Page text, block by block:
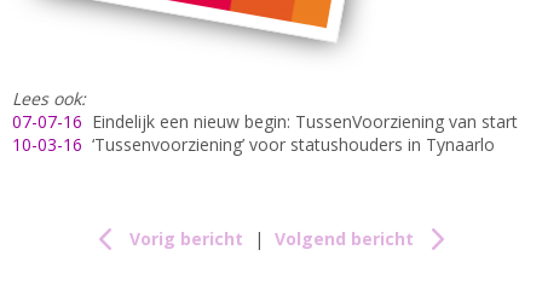
Lees ook:
07-07-16 Eindelijk een nieuw begin: TussenVoorziening van start
10-03-16 ‘Tussenvoorziening’ voor statushouders in Tynaarlo
Vorig bericht | Volgend bericht